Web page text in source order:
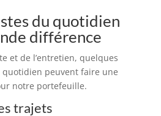
du quotidien
différence
et de l’entretien, quelques
peuvent faire une
notre portefeuille.
trajets